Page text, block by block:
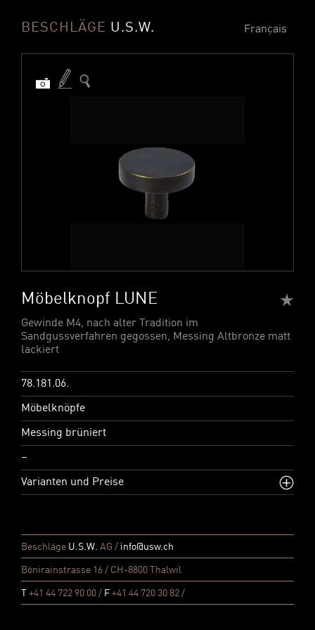
Français
BESCHLÄGE U.S.W.
Möbelknopf LUNE
Gewinde M4, nach alter Tradition im
Sandgussverfahren gegossen, Messing Altbronze matt
lackiert
78.181.06.
Möbelknöpfe
Messing brüniert
–
Varianten und Preise
Beschläge U.S.W. AG / info@usw.ch
Bönirainstrasse 16 / CH-8800 Thalwil
+41 44 722 90 00 / F +41 44 720 30 82 /